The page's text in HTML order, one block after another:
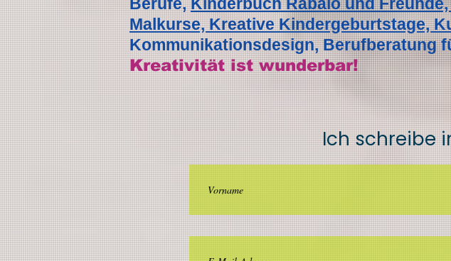
für
Kommunikationsdesign,
Produktdesign, Architektur,
Innenarchitektur.
Berufe, Kinderbuch Rabalo und
Malkurse, Kreative Kindergeburtstage,
Kommunikationsdesign, Berufberatung
Kreativität ist wunderbar!
Ich schreibe